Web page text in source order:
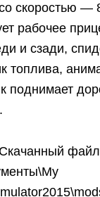
скоростью —
рабочее
и сзади,
топлива,
поднимает
файл